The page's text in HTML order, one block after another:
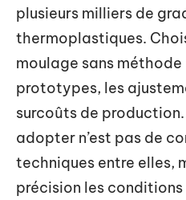
plusieurs milliers de
thermoplastiques.
moulage sans
prototypes, les
surcoûts de
adopter n’est pas de
techniques entre elles,
précision les